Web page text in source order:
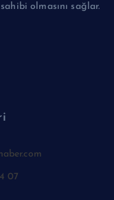
olmasını sağlar.
07